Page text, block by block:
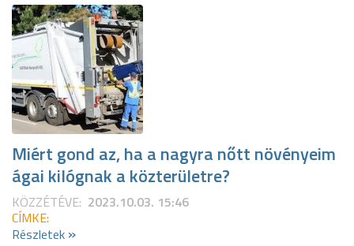
Miért gond az, ha a nagyra nőtt növényeim
ágai kilógnak a közterületre?
KÖZZÉTÉVE: 2023.10.03. 15:46
CÍMKE:
Részletek »